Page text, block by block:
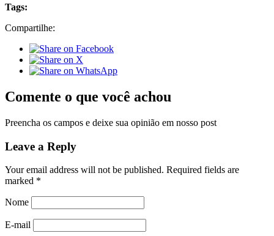
Tags:
Compartilhe:
Comente o que você achou
Preencha os campos e deixe sua opinião em nosso post
Leave a Reply
Your email address will not be published. Required fields are
marked *
Nome
E-mail